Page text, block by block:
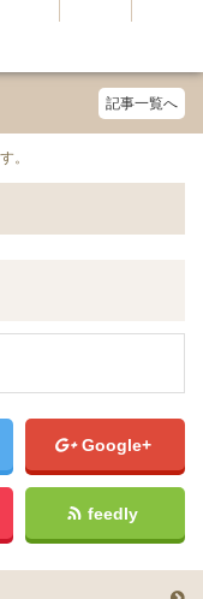
。
記事一覧へ
Google+
feedly